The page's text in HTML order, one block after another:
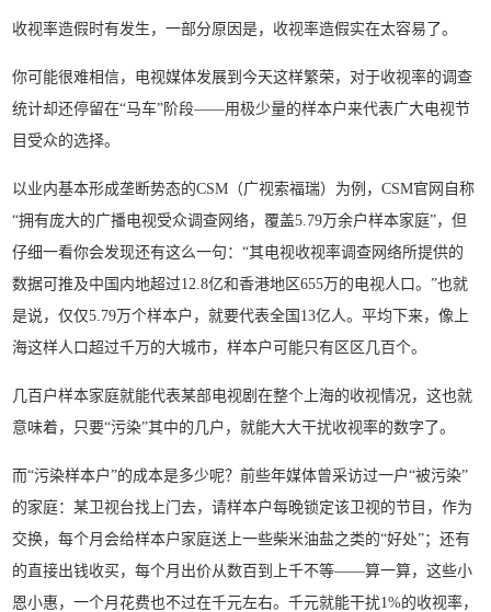
收视率造假时有发生，一部分原因是，收视率造假实在太容易了。
你可能很难相信，电视媒体发展到今天这样繁荣，对于收视率的调查
统计却还停留在“马车”阶段——用极少量的样本户来代表广大电视节
目受众的选择。
以业内基本形成垄断势态的CSM（广视索福瑞）为例，CSM官网自称
“拥有庞大的广播电视受众调查网络，覆盖5.79万余户样本家庭”，但
仔细一看你会发现还有这么一句：“其电视收视率调查网络所提供的
数据可推及中国内地超过12.8亿和香港地区655万的电视人口。”也就
是说，仅仅5.79万个样本户，就要代表全国13亿人。平均下来，像上
海这样人口超过千万的大城市，样本户可能只有区区几百个。
几百户样本家庭就能代表某部电视剧在整个上海的收视情况，这也就
意味着，只要“污染”其中的几户，就能大大干扰收视率的数字了。
而“污染样本户”的成本是多少呢？前些年媒体曾采访过一户“被污染”
的家庭：某卫视台找上门去，请样本户每晚锁定该卫视的节目，作为
交换，每个月会给样本户家庭送上一些柴米油盐之类的“好处”；还有
的直接出钱收买，每个月出价从数百到上千不等——算一算，这些小
恩小惠，一个月花费也不过在千元左右。千元就能干扰1%的收视率，